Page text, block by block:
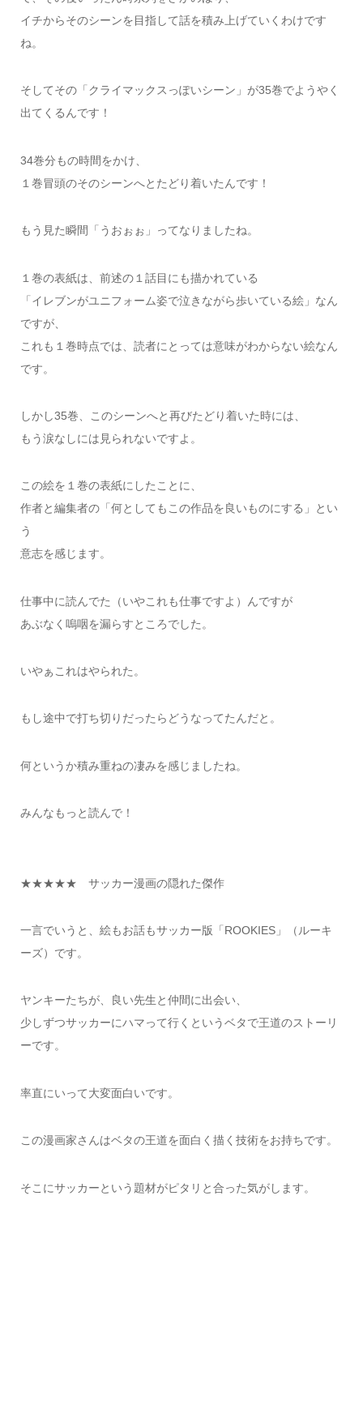
イチからそのシーンを目指して話を積み上げていくわけです
ね。
そしてその「クライマックスっぽいシーン」が35巻でようやく
出てくるんです！
34巻分もの時間をかけ、
１巻冒頭のそのシーンへとたどり着いたんです！
もう見た瞬間「うおぉぉ」ってなりましたね。
１巻の表紙は、前述の１話目にも描かれている
「イレブンがユニフォーム姿で泣きながら歩いている絵」なん
ですが、
これも１巻時点では、読者にとっては意味がわからない絵なん
です。
しかし35巻、このシーンへと再びたどり着いた時には、
もう涙なしには見られないですよ。
この絵を１巻の表紙にしたことに、
作者と編集者の「何としてもこの作品を良いものにする」とい
う
意志を感じます。
仕事中に読んでた（いやこれも仕事ですよ）んですが
あぶなく嗚咽を漏らすところでした。
いやぁこれはやられた。
もし途中で打ち切りだったらどうなってたんだと。
何というか積み重ねの凄みを感じましたね。
みんなもっと読んで！
★★★★★ サッカー漫画の隠れた傑作
一言でいうと、絵もお話もサッカー版「ROOKIES」（ルーキ
ーズ）です。
ヤンキーたちが、良い先生と仲間に出会い、
少しずつサッカーにハマって行くというベタで王道のストーリ
ーです。
率直にいって大変面白いです。
この漫画家さんはベタの王道を面白く描く技術をお持ちです。
そこにサッカーという題材がピタリと合った気がします。